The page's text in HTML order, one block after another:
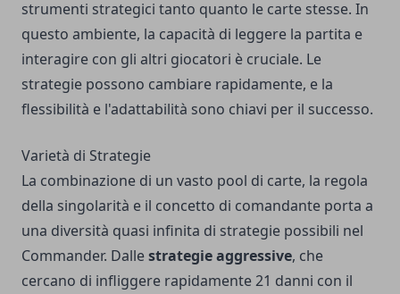
strumenti strategici tanto quanto le carte stesse. In
questo ambiente, la capacità di leggere la partita e
interagire con gli altri giocatori è cruciale. Le
strategie possono cambiare rapidamente, e la
flessibilità e l'adattabilità sono chiavi per il successo.
Varietà di Strategie
La combinazione di un vasto pool di carte, la regola
della singolarità e il concetto di comandante porta a
una diversità quasi infinita di strategie possibili nel
Commander. Dallestrategie aggressive, che
cercano di infliggere rapidamente 21 danni con il